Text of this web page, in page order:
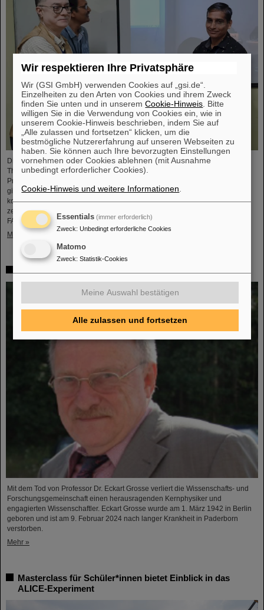
Die CBM-Kollaboration hat zwei Nachwuchsforschende mit dem „CBM Best
Thesis Award“ für herausragende Promotionsarbeiten ausgezeichnet. Die
Preise wurden während des CBM-Kollaborationsmeetings verliehen und
gingen an Dr. Vikas Singhal und Dr. Marcel Bajdel. Das CBM-Experiment für
komprimierte Kernmaterie (Compressed Baryonic Matter) ist eine der
zentralen Forschungssäulen des internationalen Beschleunigerzentrums
FAIR, das derzeit bei GSI entsteht.
Mehr »
Mit dem Tod von Professor Dr. Eckart Grosse verliert die Wissenschafts- und
Forschungsgemeinschaft einen herausragenden Kernphysiker und
engagierten Wissenschaftler. Eckart Grosse wurde am 1. März 1942 in Berlin
geboren und ist am 9. Februar 2024 nach langer Krankheit in Paderborn
verstorben.
Mehr »
Masterclass für Schüler*innen bietet Einblick in das
ALICE-Experiment
Wir respektieren Ihre Privatsphäre
Wir (GSI GmbH) verwenden Cookies auf „gsi.de“.
Einzelheiten zu den Arten von Cookies und ihrem Zweck
finden Sie unten und in unseremCookie-Hinweis . Bitte
willigen Sie in die Verwendung von Cookies ein, wie in
unserem Cookie-Hinweis beschrieben, indem Sie auf
„Alle zulassen und fortsetzen“ klicken, um die
bestmögliche Nutzererfahrung auf unseren Webseiten zu
haben. Sie können auch Ihre bevorzugten Einstellungen
vornehmen oder Cookies ablehnen (mit Ausnahme
unbedingt erforderlicher Cookies).
Cookie-Hinweis und weitere Informationen
Essentials (immer erforderlich)
Zweck: Unbedingt erforderliche Cookies
Matomo
Zweck: Statistik-Cookies
Meine Auswahl bestätigen
Alle zulassen und fortsetzen